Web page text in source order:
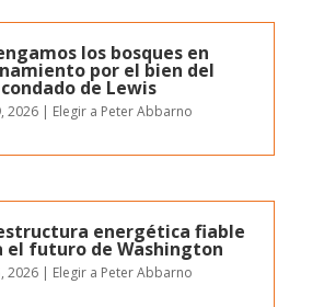
los bosques en
por el bien del
condado de Lewis
2026 | Elegir a Peter Abbarno
energética fiable
el futuro de Washington
2026 | Elegir a Peter Abbarno